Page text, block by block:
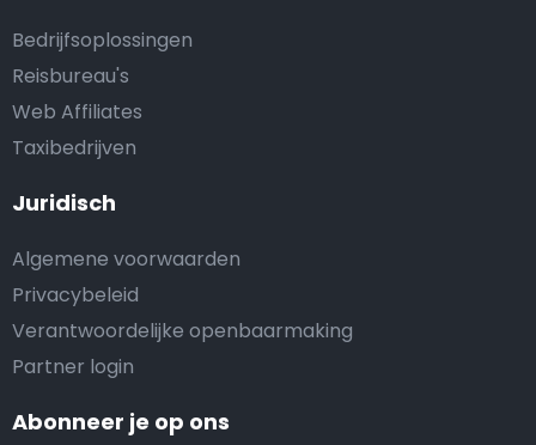
Bedrijfsoplossingen
Reisbureau's
Web Affiliates
Taxibedrijven
Juridisch
Algemene voorwaarden
Privacybeleid
Verantwoordelijke openbaarmaking
Partner login
Abonneer je op ons